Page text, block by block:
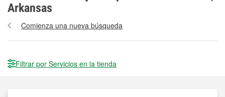
Arkansas
Comienza una nueva búsqueda
Filtrar por Servicios en la tienda